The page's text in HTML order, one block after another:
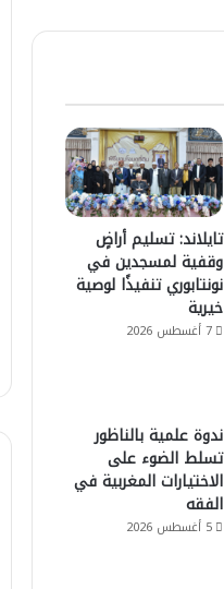
تايلاند: تسليم أراضٍ
وقفية لمسجدين في
نونتابوري تنفيذًا لوصية
خيرية
7 أغسطس 2026
ندوة علمية بالناظور
تسلط الضوء على
الاختيارات المغربية في
الفقه
5 أغسطس 2026